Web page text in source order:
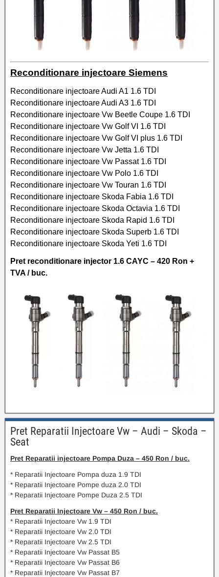
Reconditionare injectoare Siemens
Reconditionare injectoare Audi A1 1.6 TDI
Reconditionare injectoare Audi A3 1.6 TDI
Reconditionare injectoare Vw Beetle Coupe 1.6 TDI
Reconditionare injectoare Vw Golf VI 1.6 TDI
Reconditionare injectoare Vw Golf VI plus 1.6 TDI
Reconditionare injectoare Vw Jetta 1.6 TDI
Reconditionare injectoare Vw Passat 1.6 TDI
Reconditionare injectoare Vw Polo 1.6 TDI
Reconditionare injectoare Vw Touran 1.6 TDI
Reconditionare injectoare Skoda Fabia 1.6 TDI
Reconditionare injectoare Skoda Octavia 1.6 TDI
Reconditionare injectoare Skoda Rapid 1.6 TDI
Reconditionare injectoare Skoda Superb 1.6 TDI
Reconditionare injectoare Skoda Yeti 1.6 TDI
Pret reconditionare injector 1.6 CAYC – 420 Ron +
TVA / buc.
Pret Reparatii Injectoare Vw – Audi – Skoda –
Seat
Pret Reparatii injectoare Pompa Duza – 450 Ron / buc.
* Reparatii Injectoare Pompa duza 1.9 TDI
* Reparatii Injectoare Pompe duza 2.0 TDI
* Reparatii Injectoare Pompe Duza 2.5 TDI
Pret Reparatii Injectoare Vw – 450 Ron / buc.
* Reparatii Injectoare Vw 1.9 TDI
* Reparatii Injectoare Vw 2.0 TDI
* Reparatii Injectoare Vw 2.5 TDI
* Reparatii Injectoare Vw Passat B5
* Reparatii Injectoare Vw Passat B6
* Reparatii Injectoare Vw Passat B7